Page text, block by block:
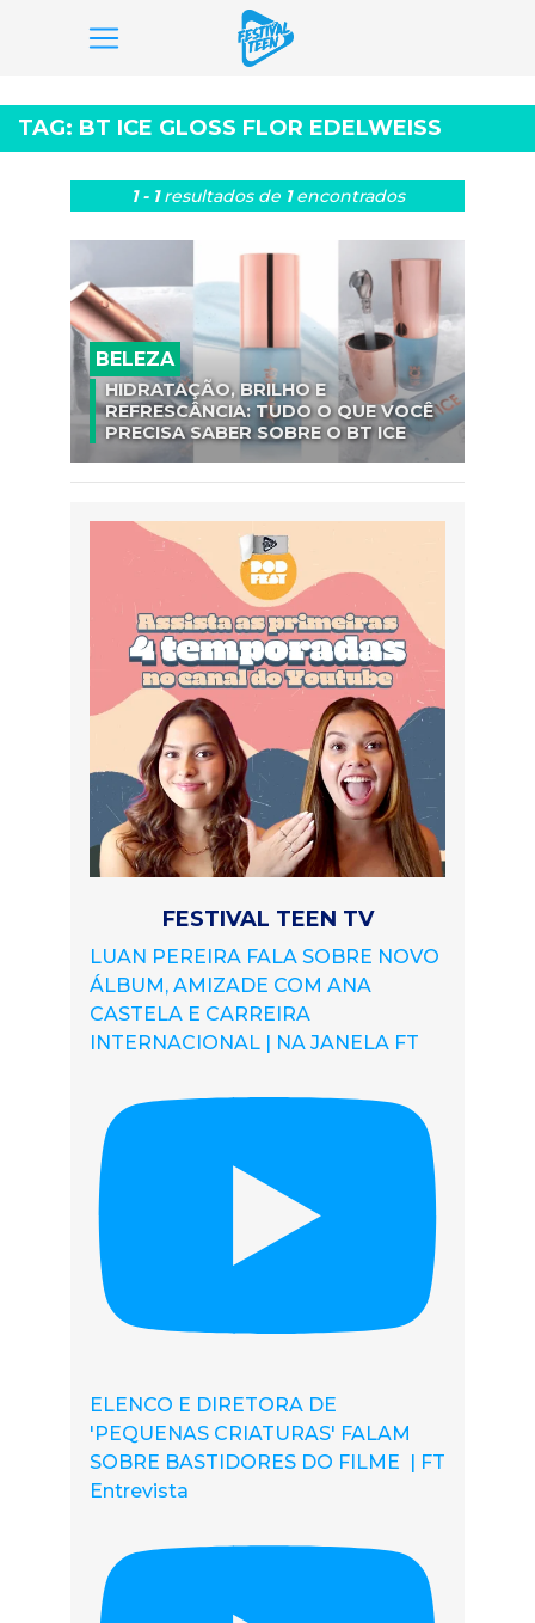
para
o
conteúdo
TAG: BT ICE GLOSS FLOR EDELWEISS
1 - 1resultados de 1encontrados
BELEZA
HIDRATAÇÃO, BRILHO E
REFRESCÂNCIA: TUDO O QUE VOCÊ
PRECISA SABER SOBRE O BT ICE
FESTIVAL TEEN TV
LUAN PEREIRA FALA SOBRE NOVO
ÁLBUM, AMIZADE COM ANA
CASTELA E CARREIRA
INTERNACIONAL | NA JANELA FT
ELENCO E DIRETORA DE
'PEQUENAS CRIATURAS' FALAM
SOBRE BASTIDORES DO FILME | FT
Entrevista